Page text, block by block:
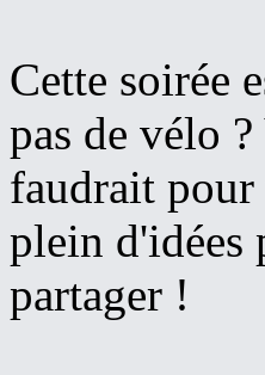
Cette soirée
pas de vélo
faudrait pour
plein d'idées
partager !